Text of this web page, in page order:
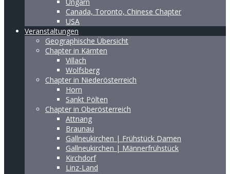
Canada, Toronto, Chinese Chapter
USA
Veranstaltungen
Geographische Übersicht
Chapter in Kärnten
Villach
Wolfsberg
Chapter in Niederösterreich
Horn
Sankt Pölten
Chapter in Oberösterreich
Attnang
Braunau
Gallneukirchen | Frühstück Damen
Gallneukirchen | Männerfrühstück
Kirchdorf
Linz-Land